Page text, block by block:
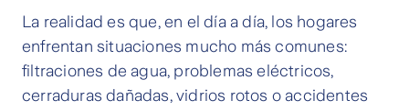
La realidad es que, en el día a día, los hogares
enfrentan situaciones mucho más comunes:
filtraciones de agua, problemas eléctricos,
cerraduras dañadas, vidrios rotos o accidentes